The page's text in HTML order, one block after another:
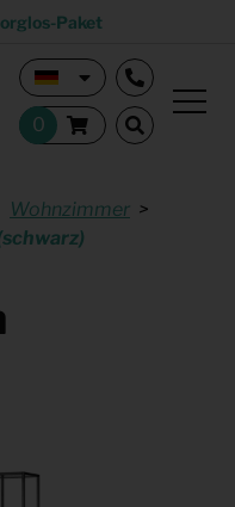
Paket
Wohnzimmer